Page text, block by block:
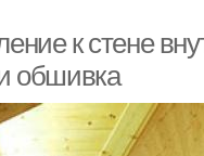
к стене
обшивка